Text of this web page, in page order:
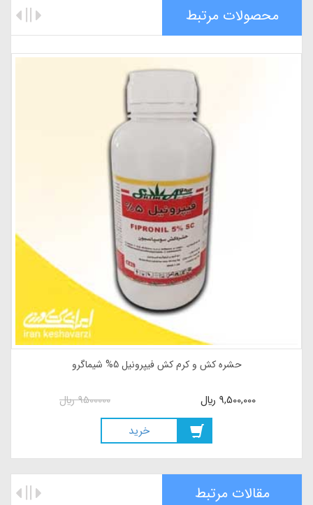
محصولات مرتبط
حشره کش و کرم کش فیپرونیل 5% شیماگرو
9500000ريال 9,500,000 ريال
خريد
مقالات مرتبط